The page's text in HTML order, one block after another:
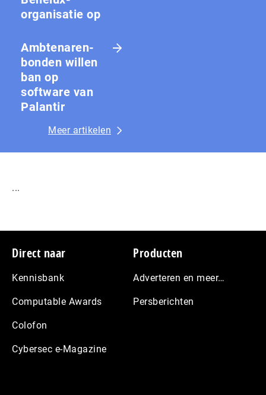
organisatie op
Amb­te­na­ren­
bon­den willen
ban op
software van
Palantir
Meer artikelen
...
Footer
Direct naar
Kennisbank
Computable Awards
Colofon
Cybersec e-Magazine
Producten
Adverteren en meer…
Persberichten